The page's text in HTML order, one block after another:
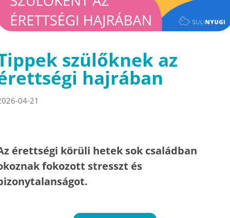
szülőknek az
hajrában
04-21
érettségi körüli hetek sok családban
fokozott stresszt és